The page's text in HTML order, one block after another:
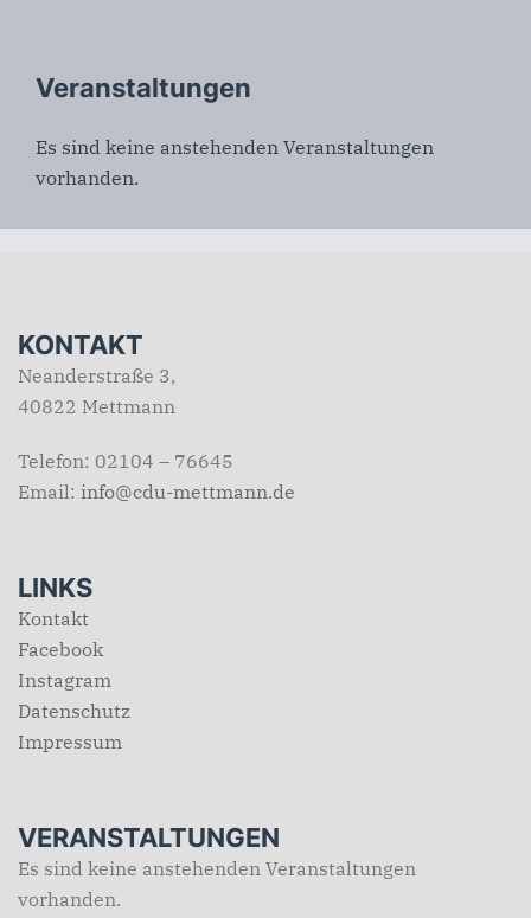
Veranstaltungen
Es sind keine anstehenden Veranstaltungen
vorhanden.
KONTAKT
Neanderstraße 3,
40822 Mettmann
Telefon: 02104 – 76645
Email: info@cdu-mettmann.de
LINKS
Kontakt
Facebook
Instagram
Datenschutz
Impressum
VERANSTALTUNGEN
Es sind keine anstehenden Veranstaltungen
vorhanden.